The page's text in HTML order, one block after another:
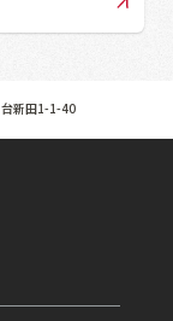
台新田1-1-40